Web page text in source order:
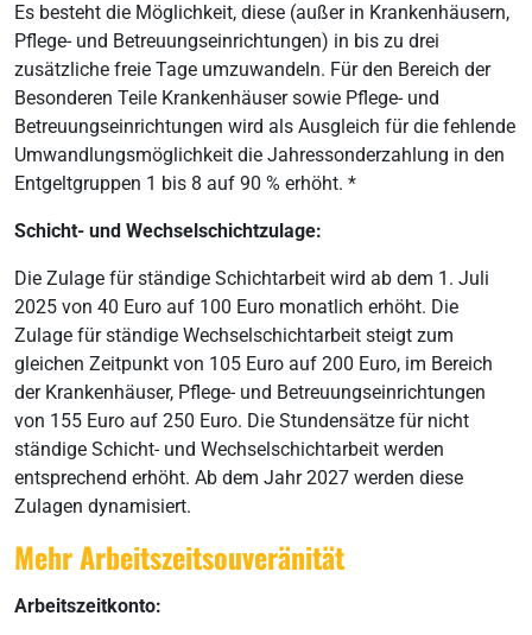
Es besteht die Möglichkeit, diese (außer in Krankenhäusern,
Pflege- und Betreuungseinrichtungen) in bis zu drei
zusätzliche freie Tage umzuwandeln. Für den Bereich der
Besonderen Teile Krankenhäuser sowie Pflege- und
Betreuungseinrichtungen wird als Ausgleich für die fehlende
Umwandlungsmöglichkeit die Jahressonderzahlung in den
Entgeltgruppen 1 bis 8 auf 90 % erhöht. *
Schicht- und Wechselschichtzulage:
Die Zulage für ständige Schichtarbeit wird ab dem 1. Juli
2025 von 40 Euro auf 100 Euro monatlich erhöht. Die
Zulage für ständige Wechselschichtarbeit steigt zum
gleichen Zeitpunkt von 105 Euro auf 200 Euro, im Bereich
der Krankenhäuser, Pflege- und Betreuungseinrichtungen
von 155 Euro auf 250 Euro. Die Stundensätze für nicht
ständige Schicht- und Wechselschichtarbeit werden
entsprechend erhöht. Ab dem Jahr 2027 werden diese
Zulagen dynamisiert.
Mehr Arbeitszeitsouveränität
Arbeitszeitkonto: